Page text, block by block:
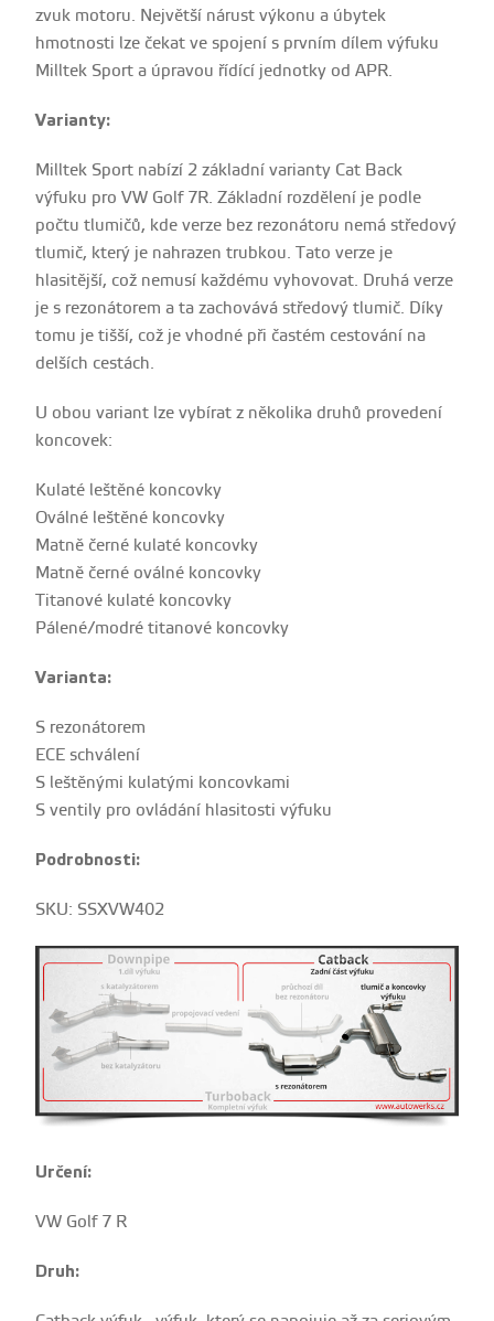
zvuk motoru. Největší nárust výkonu a úbytek
hmotnosti lze čekat ve spojení s prvním dílem výfuku
Milltek Sport a úpravou řídící jednotky od APR.
Varianty:
Milltek Sport nabízí 2 základní varianty Cat Back
výfuku pro VW Golf 7R. Základní rozdělení je podle
počtu tlumičů, kde verze bez rezonátoru nemá středový
tlumič, který je nahrazen trubkou. Tato verze je
hlasitější, což nemusí každému vyhovovat. Druhá verze
je s rezonátorem a ta zachovává středový tlumič. Díky
tomu je tišší, což je vhodné při častém cestování na
delších cestách.
U obou variant lze vybírat z několika druhů provedení
koncovek:
Kulaté leštěné koncovky
Oválné leštěné koncovky
Matně černé kulaté koncovky
Matně černé oválné koncovky
Titanové kulaté koncovky
Pálené/modré titanové koncovky
Varianta:
S rezonátorem
ECE schválení
S leštěnými kulatými koncovkami
S ventily pro ovládání hlasitosti výfuku
Podrobnosti:
SKU: SSXVW402
Určení:
VW Golf 7 R
Druh: